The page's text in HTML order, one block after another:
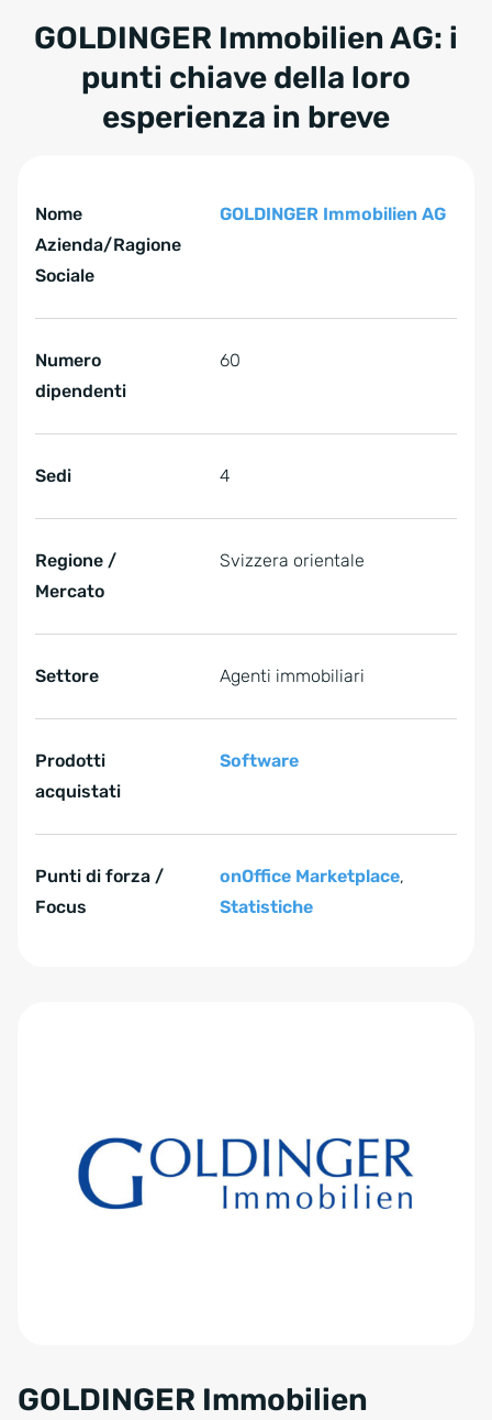
GOLDINGER Immobilien AG: i
punti chiave della loro
esperienza in breve
Nome
Azienda/Ragione
Sociale
GOLDINGER Immobilien AG
Numero
dipendenti
60
Sedi 4
Regione /
Mercato
Svizzera orientale
Settore Agenti immobiliari
Prodotti
acquistati
Software
Punti di forza /
Focus
onOffice Marketplace,
Statistiche
GOLDINGER Immobilien